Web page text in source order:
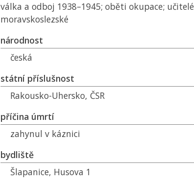
válka a odboj 1938–1945; oběti okupace;
moravskoslezské
národnost
česká
státní příslušnost
Rakousko-Uhersko, ČSR
příčina úmrtí
zahynul v káznici
bydliště
Šlapanice, Husova 1